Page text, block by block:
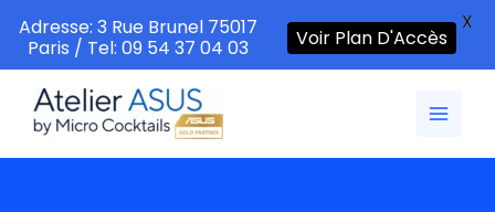
contenu
Adresse: 3 Rue Brunel 75017
Paris / Tel: 09 54 37 04 03
Voir Plan D'Accès
X